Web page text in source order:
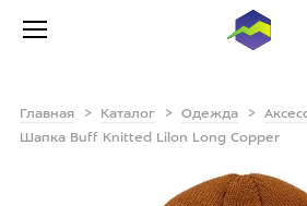
Главная Каталог Одежда
Шапка Buff Knitted Lilon Long Copper